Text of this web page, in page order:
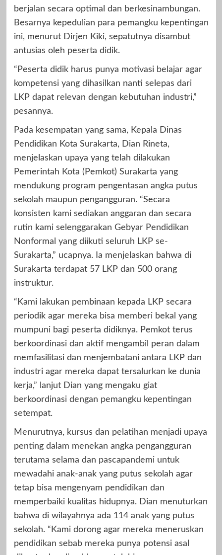
berjalan secara optimal dan berkesinambungan.
Besarnya kepedulian para pemangku kepentingan
ini, menurut Dirjen Kiki, sepatutnya disambut
antusias oleh peserta didik.
“Peserta didik harus punya motivasi belajar agar
kompetensi yang dihasilkan nanti selepas dari
LKP dapat relevan dengan kebutuhan industri,”
pesannya.
Pada kesempatan yang sama, Kepala Dinas
Pendidikan Kota Surakarta, Dian Rineta,
menjelaskan upaya yang telah dilakukan
Pemerintah Kota (Pemkot) Surakarta yang
mendukung program pengentasan angka putus
sekolah maupun pengangguran. “Secara
konsisten kami sediakan anggaran dan secara
rutin kami selenggarakan Gebyar Pendidikan
Nonformal yang diikuti seluruh LKP se-
Surakarta,” ucapnya. Ia menjelaskan bahwa di
Surakarta terdapat 57 LKP dan 500 orang
instruktur.
“Kami lakukan pembinaan kepada LKP secara
periodik agar mereka bisa memberi bekal yang
mumpuni bagi peserta didiknya. Pemkot terus
berkoordinasi dan aktif mengambil peran dalam
memfasilitasi dan menjembatani antara LKP dan
industri agar mereka dapat tersalurkan ke dunia
kerja,” lanjut Dian yang mengaku giat
berkoordinasi dengan pemangku kepentingan
setempat.
Menurutnya, kursus dan pelatihan menjadi upaya
penting dalam menekan angka pengangguran
terutama selama dan pascapandemi untuk
mewadahi anak-anak yang putus sekolah agar
tetap bisa mengenyam pendidikan dan
memperbaiki kualitas hidupnya. Dian menuturkan
bahwa di wilayahnya ada 114 anak yang putus
sekolah. “Kami dorong agar mereka meneruskan
pendidikan sebab mereka punya potensi asal